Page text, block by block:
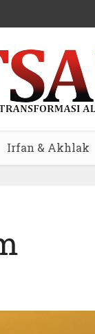
Irfan & Akhlak